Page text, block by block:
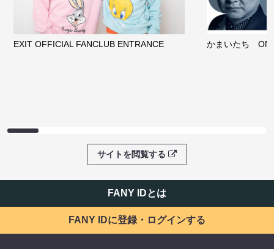
EXIT OFFICIAL FANCLUB ENTRANCE かまいたち
サイトを閲覧する
FANY IDとは
FANY IDに登録・ログインする